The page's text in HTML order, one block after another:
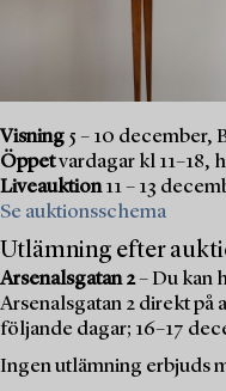
Visning 5 – 10 december,
Öppetvardagar kl 11–18,
Liveauktion11 – 13
Se auktionsschema
Utlämning efter
Arsenalsgatan 2– Du kan
Arsenalsgatan 2 direkt
följande dagar; 16–17
Ingen utlämning erbjuds